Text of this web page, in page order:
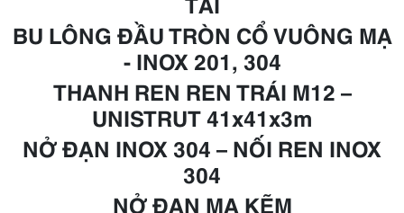
BU LÔNG ĐẦU TRÒN CỔ VUÔNG MẠ
- INOX 201, 304
THANH REN REN TRÁI M12 –
UNISTRUT 41x41x3m
NỞ ĐẠN INOX 304 – NỐI REN INOX
304
NỞ ĐẠN MẠ KẼM